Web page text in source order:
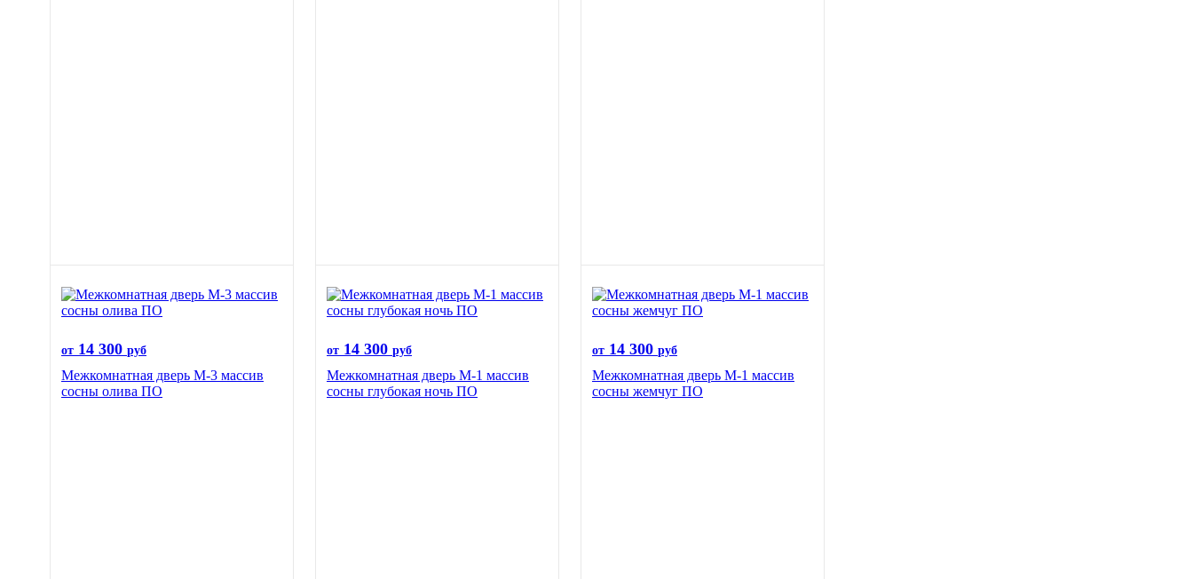
от 14 300 руб
Межкомнатная дверь М-3 массив
сосны олива ПО
от 14 300 руб
Межкомнатная дверь М-1 массив
сосны глубокая ночь ПО
от 14 300 руб
Межкомнатная дверь М-1 массив
сосны жемчуг ПО